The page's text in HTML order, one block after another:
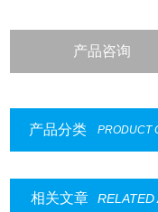
产品咨询
产品分类 PRODUCT
相关文章 RELATED